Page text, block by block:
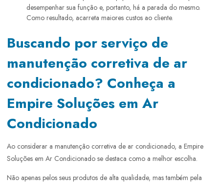
desempenhar sua função e, portanto, há a parada do mesmo.
Como resultado, acarreta maiores custos ao cliente.
Buscando por serviço de
manutenção corretiva de ar
condicionado? Conheça a
Empire Soluções em Ar
Condicionado
Ao considerar a manutenção corretiva de ar condicionado, a Empire
Soluções em Ar Condicionado se destaca como a melhor escolha.
Não apenas pelos seus produtos de alta qualidade, mas também pela